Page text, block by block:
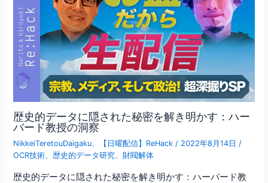
歴史的データに隠された秘密を解き明かす：ハー
バード教授の洞察
NikkeiTeretouDaigaku、 【日曜配信】ReHack / 2022年8月14日 /
OCR技術、歴史的データ研究、 財閥解体
歴史的データに隠された秘密を解き明かす：ハーバード教